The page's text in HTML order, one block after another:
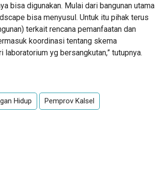
bisa digunakan. Mulai dari bangunan utama
bisa menyusul. Untuk itu pihak terus
terkait rencana pemanfaatan dan
koordinasi tentang skema
yg bersangkutan,” tutupnya.
Hidup Pemprov Kalsel